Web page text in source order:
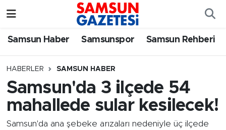
Samsun Haber Samsunspor Samsun Rehberi
HABERLER SAMSUN HABER
Samsun'da 3 ilçede 54
mahallede sular kesilecek!
Samsun'da ana şebeke arızaları nedeniyle üç ilçede
Samsun Haber
Samsun Rehberi
Samsun Nöbetçi Eczaneler
SAMSUN Namaz Vakitleri